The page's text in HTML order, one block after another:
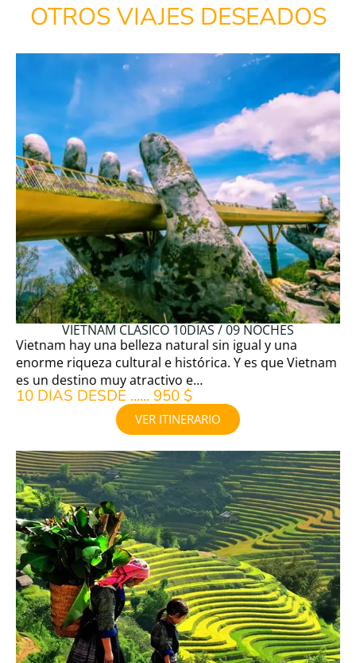
OTROS VIAJES DESEADOS
VIETNAM CLASICO 10DIAS / 09 NOCHES
Vietnam hay una belleza natural sin igual y una
enorme riqueza cultural e histórica. Y es que Vietnam
es un destino muy atractivo e…
10 DIAS DESDE ...... 950 $
VER ITINERARIO